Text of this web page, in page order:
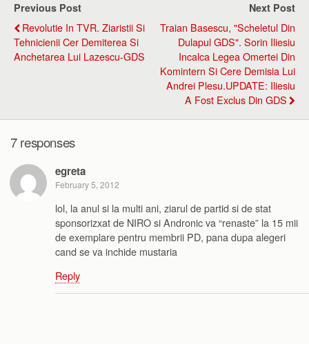
Previous Post
Revolutie In TVR. Ziaristii Si
Tehnicienii Cer Demiterea Si
Anchetarea Lui Lazescu-GDS
Next Post
Traian Basescu, "Scheletul Din
Dulapul GDS". Sorin Iliesiu
Incalca Legea Omertei Din
Komintern Si Cere Demisia Lui
Andrei Plesu.UPDATE: Iliesiu
A Fost Exclus Din GDS
7 responses
egreta
February 5, 2012
lol, la anul si la multi ani, ziarul de partid si de stat
sponsorizxat de NIRO si Andronic va “renaste” la 15 mii
de exemplare pentru membrii PD, pana dupa alegeri
cand se va inchide mustaria
Reply